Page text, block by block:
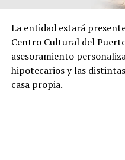
La entidad estará
Centro Cultural del
asesoramiento
hipotecarios y las
casa propia.